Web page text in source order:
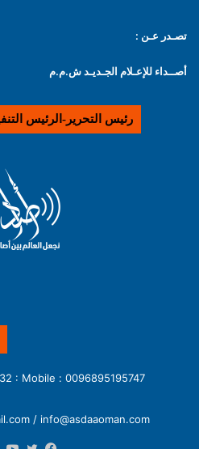
تصـدر عـن :
أصــداء للإعـلام الجـديـد ش.م.م
رئيس التحرير-الرئيس
0096895195747 : Mobile 0096877325532 : Mobile
/ info@asdaaoman.com